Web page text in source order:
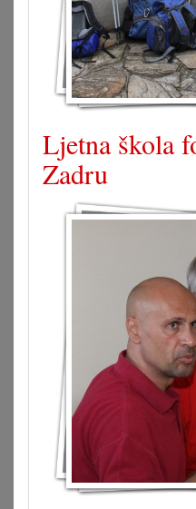
Ljetna škola
Zadru